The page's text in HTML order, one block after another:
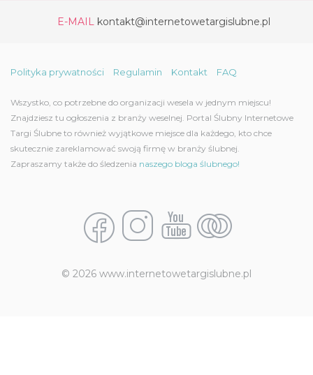
E-MAIL kontakt@internetowetargislubne.pl
Polityka prywatności Regulamin Kontakt FAQ
Wszystko, co potrzebne do organizacji wesela w jednym miejscu!
Znajdziesz tu ogłoszenia z branży weselnej. Portal Ślubny Internetowe
Targi Ślubne to również wyjątkowe miejsce dla każdego, kto chce
skutecznie zareklamować swoją firmę w branży ślubnej.
Zapraszamy także do śledzenia naszego bloga ślubnego!
© 2026 www.internetowetargislubne.pl